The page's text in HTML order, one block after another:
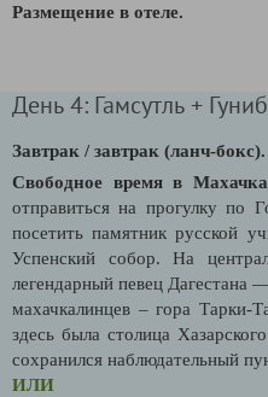
Размещение в отеле.
День 4: Гамсутль +
Завтрак / завтрак (ланч-бокс).
Свободное время в
отправиться на прогулку по
посетить памятник русской
Успенский собор. На
легендарный певец Дагестана
махачкалинцев – гора Тарки-
здесь была столица
сохранился наблюдательный
ИЛИ